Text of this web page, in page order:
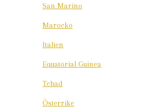
San Marino
Marocko
Italien
Equatorial Guinea
Tchad
Österrike